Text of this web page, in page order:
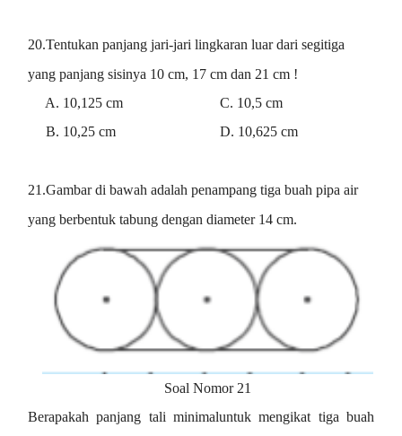
20.Tentukan panjang jari-jari lingkaran luar dari segitiga
yang panjang sisinya 10 cm, 17 cm dan 21 cm !
A. 10,125 cm C. 10,5 cm
B. 10,25 cm D. 10,625 cm
21.Gambar di bawah adalah penampang tiga buah pipa air
yang berbentuk tabung dengan diameter 14 cm.
Soal Nomor 21
Berapakah panjang tali minimaluntuk mengikat tiga buah